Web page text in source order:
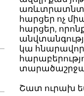
հարցեր ոչ
հարցեր,
կա
Շատ ուրախ